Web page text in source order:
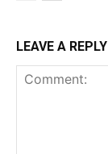
LEAVE A REPLY